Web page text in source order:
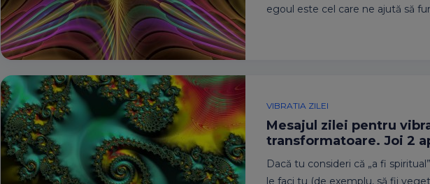
egoul este cel care ne ajută să
VIBRATIA ZILEI
Mesajul zilei pentru
transformatoare. Joi 2
Dacă tu consideri că „a fi
le faci tu (de exemplu, să fii